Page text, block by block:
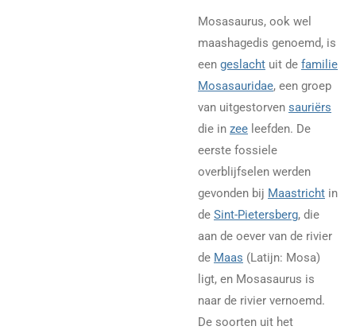
Mosasaurus, ook wel
maashagedis genoemd, is
een geslacht uit de familie
Mosasauridae, een groep
van uitgestorven sauriërs
die in zee leefden. De
eerste fossiele
overblijfselen werden
gevonden bij Maastricht in
de Sint-Pietersberg, die
aan de oever van de rivier
de Maas (Latijn: Mosa)
ligt, en Mosasaurus is
naar de rivier vernoemd.
De soorten uit het